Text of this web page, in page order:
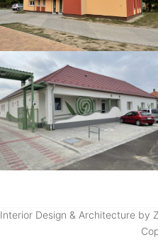
Interior Design & Architecture by